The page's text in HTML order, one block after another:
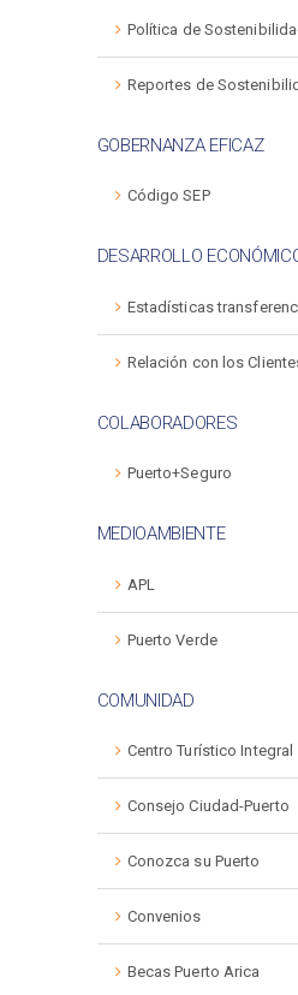
Política de
Reportes de
GOBERNANZA EFICAZ
Código SEP
DESARROLLO
Estadísticas
Relación con los
COLABORADORES
Puerto+Seguro
MEDIOAMBIENTE
APL
Puerto Verde
COMUNIDAD
Centro Turístico Integral
Consejo Ciudad-Puerto
Conozca su Puerto
Convenios
Becas Puerto Arica